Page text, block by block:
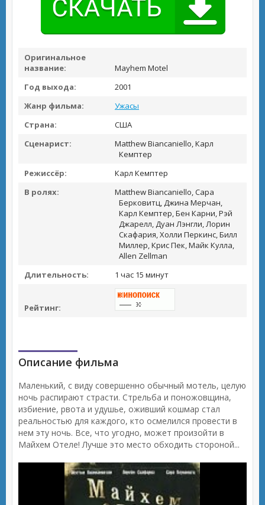
Оригинальное
название:
Mayhem Motel
Год выхода:
2001
Жанр фильма:
Ужасы
Страна:
США
Сценарист:
Matthew Biancaniello, Карл
Кемптер
Режиссёр:
Карл Кемптер
В ролях:
Matthew Biancaniello, Сара
Берковитц, Джина Мерчан,
Карл Кемптер, Бен Карни, Рэй
Джарелл, Дуан Лэнгли, Лорин
Скафария, Холли Перкинс, Билл
Миллер, Крис Пек, Майк Кулла,
Allen Zellman
Длительность:
1 час 15 минут
Рейтинг:
Описание фильма
Маленький, с виду совершенно обычный мотель, целую
ночь распирают страсти. Стрельба и поножовщина,
избиение, рвота и удушье, оживший кошмар стал
реальностью для каждого, кто осмелился провести в
нем эту ночь. Все, что угодно, может произойти в
Майхем Отеле! Лучше это место обходить стороной...